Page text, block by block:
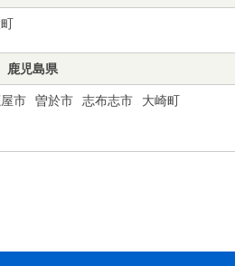
鹿児島県
市 曽於市 志布志市
大崎町